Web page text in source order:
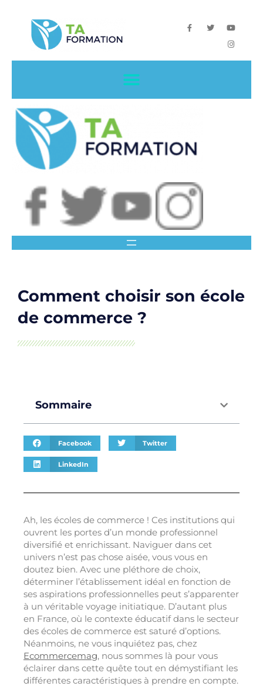
Comment choisir son école
de commerce ?
Sommaire
Facebook Twitter
LinkedIn
Ah, les écoles de commerce ! Ces institutions qui
ouvrent les portes d’un monde professionnel
diversifié et enrichissant. Naviguer dans cet
univers n’est pas chose aisée, vous vous en
doutez bien. Avec une pléthore de choix,
déterminer l’établissement idéal en fonction de
ses aspirations professionnelles peut s’apparenter
à un véritable voyage initiatique. D’autant plus
en France, où le contexte éducatif dans le secteur
des écoles de commerce est saturé d’options.
Néanmoins, ne vous inquiétez pas, chez
Ecommercemag, nous sommes là pour vous
éclairer dans cette quête tout en démystifiant les
différentes caractéristiques à prendre en compte.